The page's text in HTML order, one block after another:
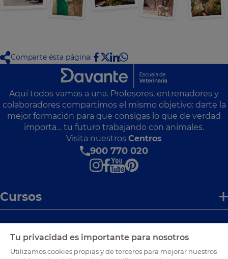
Comparte ésta página:
Aquí todos vamos a una. Profesores, entrenadores y
colaboradores compartimos el mismo objetivo: darte la
mejor formación para que consigas lo que de verdad
importa… tu futuro trabajando con animales.
Visita nuestros Centros
900 770 020
Cursos
Enlaces de interés
Tu privacidad es importante para nosotros
Utilizamos cookies propias y de terceros para mejorar nuestros